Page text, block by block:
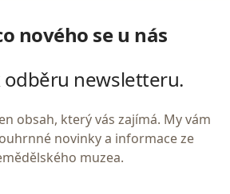
nového se u nás
odběru newsletteru.
obsah, který vás zajímá. My vám
novinky a informace ze
muzea.